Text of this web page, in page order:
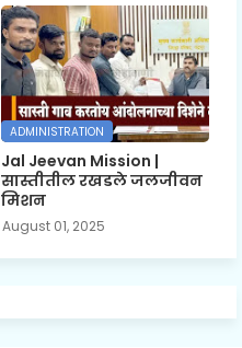
ADMINISTRATION
Jal Jeevan Mission |
सास्तीतील रखडले जलजीवन
मिशन
August 01, 2025